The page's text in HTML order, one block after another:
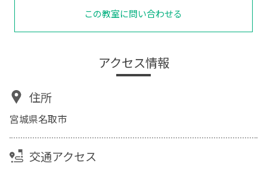
この教室に問い合わせる
アクセス情報
住所
宮城県名取市
交通アクセス